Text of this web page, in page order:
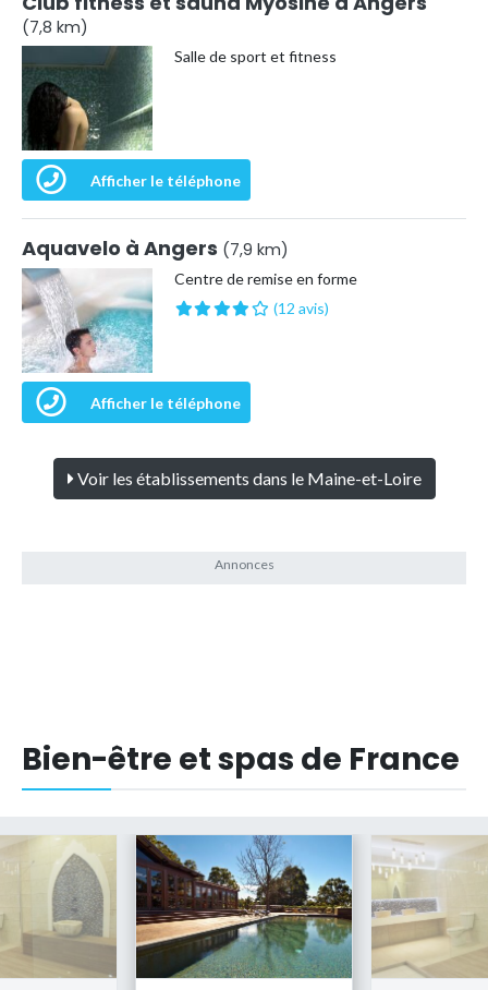
(7,8 km)
Salle de sport et fitness
Afficher le téléphone
Aquavelo à Angers (7,9 km)
Centre de remise en forme
(12 avis)
Afficher le téléphone
Voir les établissements dans le Maine-et-Loire
Bien-être et spas de France